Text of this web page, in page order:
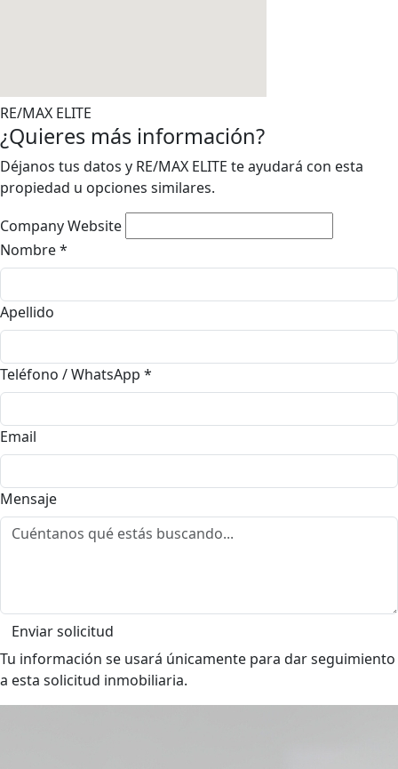
RE/MAX ELITE
¿Quieres más información?
Déjanos tus datos y RE/MAX ELITE te ayudará con esta
propiedad u opciones similares.
Company Website
Nombre*
Apellido
Teléfono / WhatsApp *
Email
Mensaje
Enviar solicitud
Tu información se usará únicamente para dar seguimiento
a esta solicitud inmobiliaria.